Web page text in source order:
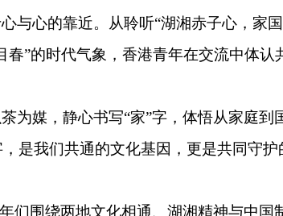
与心的靠近。从聆听“湖湘赤子心，家
春”的时代气象，香港青年在交流中体认
为媒，静心书写“家”字，体悟从家庭到
，是我们共通的文化基因，更是共同守护
们围绕两地文化相通、湖湘精神与中国